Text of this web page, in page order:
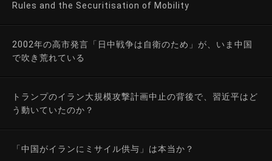
Rules and the Securitisation of Mobility
2002年の高市発言「日中戦争は自衛のため」が、いま中国
で吹き荒れている
トランプのイラン大規模攻撃計画中止の背後で、習近平はど
う動いていたのか？
「中国がイランにミサイル供与」は本当か？